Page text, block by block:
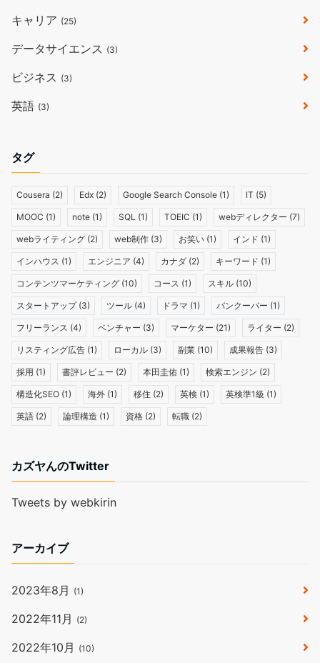
キャリア (25)
データサイエンス (3)
ビジネス (3)
英語 (3)
タグ
Cousera (2) Edx (2) Google Search Console (1) IT (5)
MOOC (1) note (1) SQL (1) TOEIC (1) webディレクター (7)
webライティング (2) web制作 (3) お笑い (1) インド (1)
インハウス (1) エンジニア (4) カナダ (2) キーワード (1)
コンテンツマーケティング (10) コース (1) スキル (10)
スタートアップ(3) ツール (4) ドラマ (1) バンクーバー (1)
フリーランス (4) ベンチャー (3) マーケター (21) ライター (2)
リスティング広告 (1) ローカル (3) 副業 (10) 成果報告 (3)
採用 (1) 書評レビュー (2) 本田圭佑 (1) 検索エンジン (2)
構造化SEO (1) 海外 (1) 移住 (2) 英検 (1) 英検準1級 (1)
英語 (2) 論理構造 (1) 資格 (2) 転職 (2)
カズヤんのTwitter
Tweets by webkirin
アーカイブ
2023年8月 (1)
2022年11月 (2)
2022年10月 (10)